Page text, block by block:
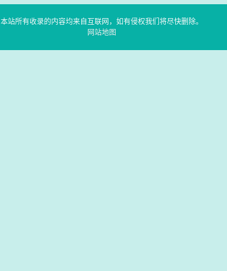
本站所有收录的内容均来自互联网，如有侵权我们将尽快删除。
网站地图